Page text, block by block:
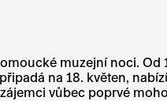
muzejní noci.
na 18. květen,
vůbec poprvé